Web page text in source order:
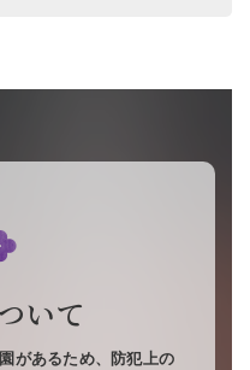
いて
があるため、防犯上の